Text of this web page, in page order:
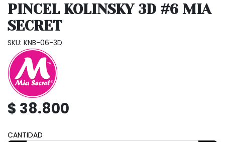
PINCEL KOLINSKY 3D #6 MIA
SECRET
SKU: KNB-06-3D
$ 38.800
CANTIDAD